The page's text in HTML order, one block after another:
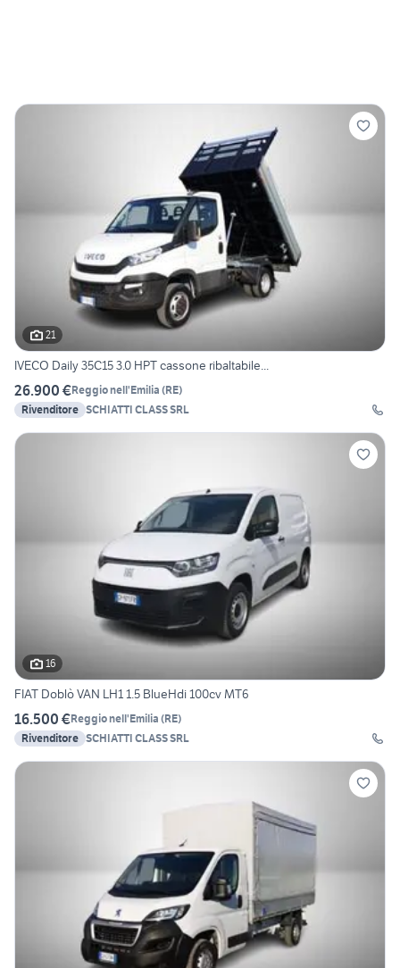
21
IVECO Daily 35C15 3.0 HPT cassone ribaltabile...
26.900 €Reggio nell'Emilia (RE)
Rivenditore SCHIATTI CLASS SRL
16
FIAT Doblò VAN LH1 1.5 BlueHdi 100cv MT6
16.500 €Reggio nell'Emilia (RE)
Rivenditore SCHIATTI CLASS SRL